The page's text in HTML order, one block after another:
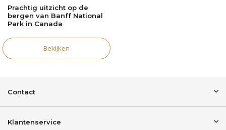
Prachtig uitzicht op de
bergen van Banff National
Park in Canada
Bekijken
Contact
Klantenservice